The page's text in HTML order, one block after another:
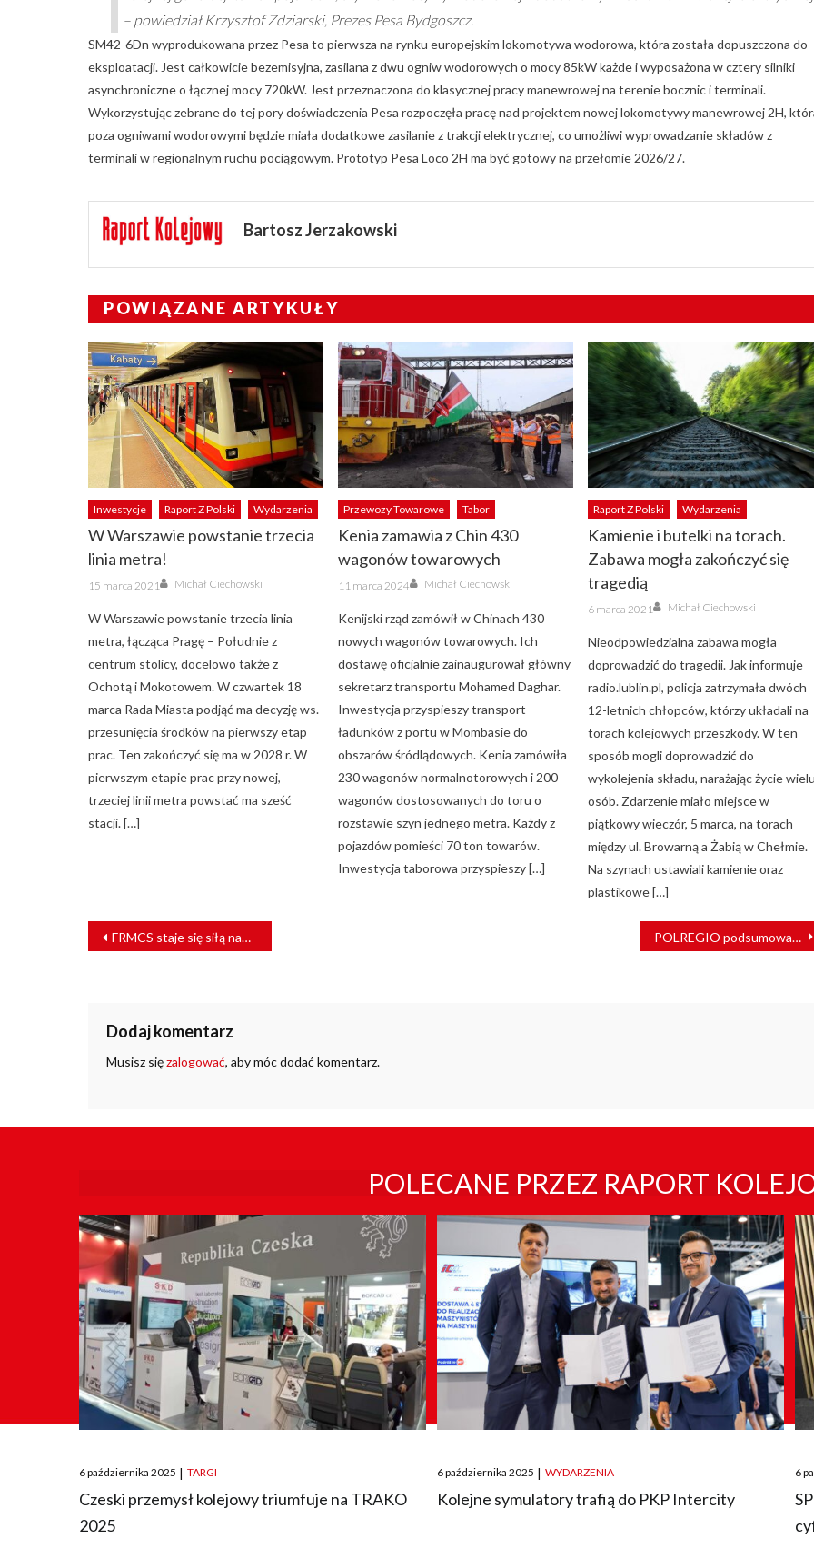
– powiedział Krzysztof Zdziarski, Prezes Pesa Bydgoszcz.
SM42-6Dn wyprodukowana przez Pesa to pierwsza na rynku europejskim lokomotywa wodorowa, która została dopuszczona do
eksploatacji. Jest całkowicie bezemisyjna, zasilana z dwu ogniw wodorowych o mocy 85kW każde i wyposażona w cztery silniki
asynchroniczne o łącznej mocy 720kW. Jest przeznaczona do klasycznej pracy manewrowej na terenie bocznic i terminali.
Wykorzystując zebrane do tej pory doświadczenia Pesa rozpoczęła pracę nad projektem nowej lokomotywy manewrowej 2H,
poza ogniwami wodorowymi będzie miała dodatkowe zasilanie z trakcji elektrycznej, co umożliwi wyprowadzanie składów z
terminali w regionalnym ruchu pociągowym. Prototyp Pesa Loco 2H ma być gotowy na przełomie 2026/27.
Bartosz Jerzakowski
POWIĄZANE ARTYKUŁY
Inwestycje Raport Z Polski Wydarzenia
W Warszawie powstanie trzecia
linia metra!
Posted
on
15 marca 2021 Author
Michał Ciechowski
W Warszawie powstanie trzecia linia
metra, łącząca Pragę – Południe z
centrum stolicy, docelowo także z
Ochotą i Mokotowem. W czwartek 18
marca Rada Miasta podjąć ma decyzję ws.
przesunięcia środków na pierwszy etap
prac. Ten zakończyć się ma w 2028 r. W
pierwszym etapie prac przy nowej,
trzeciej linii metra powstać ma sześć
stacji. […]
Przewozy Towarowe Tabor
Kenia zamawia z Chin 430
wagonów towarowych
Posted
on
11 marca 2024 Author
Michał Ciechowski
Kenijski rząd zamówił w Chinach 430
nowych wagonów towarowych. Ich
dostawę oficjalnie zainaugurował główny
sekretarz transportu Mohamed Daghar.
Inwestycja przyspieszy transport
ładunków z portu w Mombasie do
obszarów śródlądowych. Kenia zamówiła
230 wagonów normalnotorowych i 200
wagonów dostosowanych do toru o
rozstawie szyn jednego metra. Każdy z
pojazdów pomieści 70 ton towarów.
Inwestycja taborowa przyspieszy […]
Raport Z Polski Wydarzenia
Kamienie i butelki na torach.
Zabawa mogła zakończyć się
tragedią
Posted
on
6 marca 2021 Author
Michał Ciechowski
Nieodpowiedzialna zabawa mogła
doprowadzić do tragedii. Jak informuje
radio.lublin.pl, policja zatrzymała dwóch
12-letnich chłopców, którzy układali na
torach kolejowych przeszkody. W ten
sposób mogli doprowadzić do
wykolejenia składu, narażając życie
osób. Zdarzenie miało miejsce w
piątkowy wieczór, 5 marca, na torach
między ul. Browarną a Żabią w Chełmie.
Na szynach ustawiali kamienie oraz
plastikowe […]
NAWIGACJA
WPISU
FRMCS staje się siłą napędową cyfryzacji kolei – współpraca PKP PLK i Ericsson POLREGIO podsumowało wakacje. “Miliony podróżnych”
Dodaj komentarz
Musisz sięzalogować, aby móc dodać komentarz.
POLECANE PRZEZ RAPORT
Posted
on
6 października 2025 | TARGI
Czeski przemysł kolejowy triumfuje na TRAKO
2025
Posted
on
6 października 2025 | WYDARZENIA
Kolejne symulatory trafią do PKP Intercity
on
6